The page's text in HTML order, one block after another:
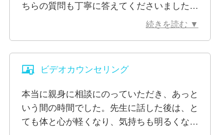
ちらの質問も丁寧に答えてくださいました。
話してると自分の中でのモヤモヤが解消され
続きを読む ▼
ビデオカウンセリング
本当に親身に相談にのっていただき、あっと
いう間の時間でした。先生に話した後は、と
ても体と心が軽くなり、気持ちも明るくなり